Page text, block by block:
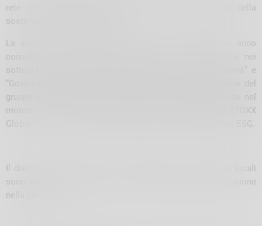
rete di trasmissione nazionale, si conferma leader della
sostenibilità a livello globale.
La società è stata infatti inclusa per il tredicesimo anno
consecutivo nell’indice STOXX “Global ESG Leaders”, e nei
sottostanti indici “Environmental Leaders”, “Social Leaders” e
“Governance Leaders”, gestiti dalla società Qontigo, parte del
gruppo Deutsche Börse, che seleziona le migliori aziende nel
mondo – presenti nell’indice borsistico internazionale STOXX
Global 1800 – in base alle best practice adottate in campo ESG.
Il dialogo con il territorio e il rapporto con le comunità locali
sono tra i fattori rilevanti che hanno determinato l’inclusione
nella classifica.